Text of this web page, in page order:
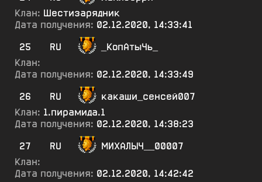
Клан: Шестизарядник
Дата получения: 02.12.2020, 14:33:41
25
RU
_КопАтыЧь_
Клан:
Дата получения: 02.12.2020, 14:33:49
26
RU
какаши_сенсей007
Клан: 1.пирамида.1
Дата получения: 02.12.2020, 14:38:23
27
RU
МИХАЛЫЧ__00007
Клан:
Дата получения: 02.12.2020, 14:42:42